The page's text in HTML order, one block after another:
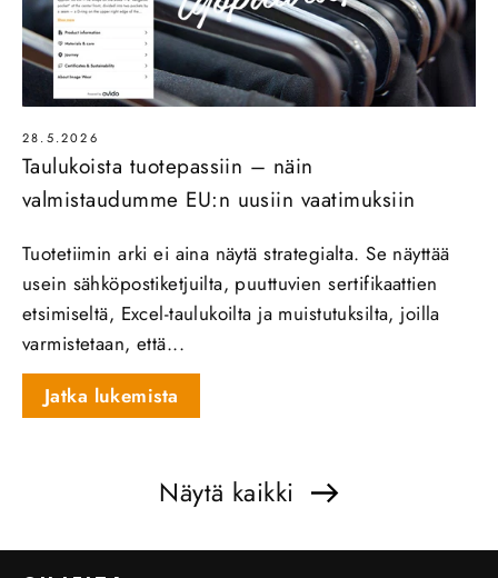
28.5.2026
Taulukoista tuotepassiin – näin
valmistaudumme EU:n uusiin vaatimuksiin
Tuotetiimin arki ei aina näytä strategialta. Se näyttää
usein sähköpostiketjuilta, puuttuvien sertifikaattien
etsimiseltä, Excel-taulukoilta ja muistutuksilta, joilla
varmistetaan, että...
Jatka lukemista
Näytä kaikki